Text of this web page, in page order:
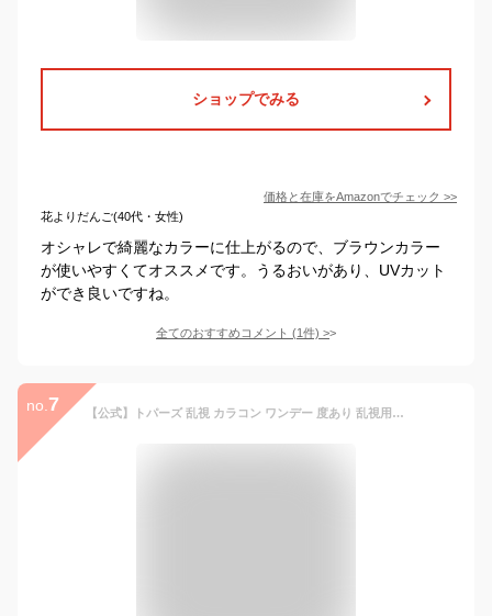
ショップでみる
価格と在庫をAmazonでチェック >>
花よりだんご(40代・女性)
オシャレで綺麗なカラーに仕上がるので、ブラウンカラー
が使いやすくてオススメです。うるおいがあり、UVカット
ができ良いですね。
全てのおすすめコメント (1件) >
no. 7 【公式】トパーズ 乱視 カラコン ワンデー 度あり 乱視用 トパーズ トーリック 2箱 さっしー 指原莉乃 TOPARDS 乱視用カラーコンタクト 乱視用コンタクト カラーコンタクト カラーコンタクトレンズ ナチュラル UVカット 即日発送 デートトパーズ ベイビーエスプレッソ